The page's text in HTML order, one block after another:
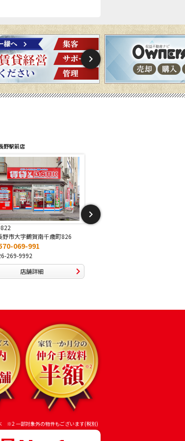
長野稲里店
長野市稲里1-5-25
0570-067-878
286-7888
店舗詳細
※2 一部対象外の物件もございます(税別)